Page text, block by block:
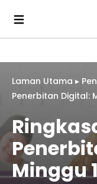
Laman Utama ▸
Penerbitan Digital:
Minggu